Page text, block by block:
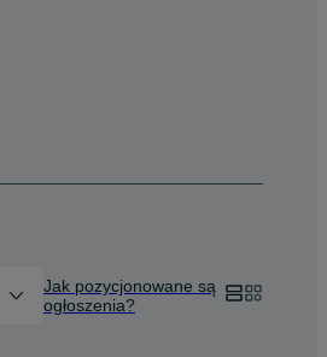
Jak pozycjonowane są
ogłoszenia?